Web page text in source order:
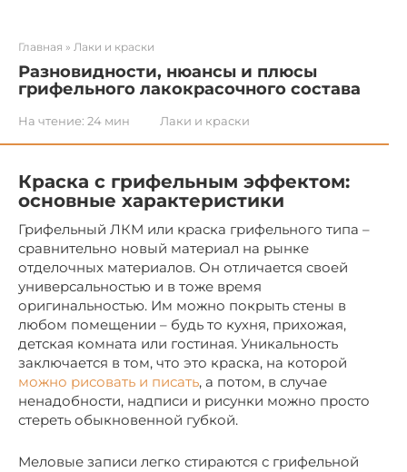
Главная » Лаки и краски
Разновидности, нюансы и плюсы
грифельного лакокрасочного состава
На чтение: 24 мин Лаки и краски
Краска с грифельным эффектом:
основные характеристики
Грифельный ЛКМ или краска грифельного типа –
сравнительно новый материал на рынке
отделочных материалов. Он отличается своей
универсальностью и в тоже время
оригинальностью. Им можно покрыть стены в
любом помещении – будь то кухня, прихожая,
детская комната или гостиная. Уникальность
заключается в том, что это краска, на которой
можно рисовать и писать, а потом, в случае
ненадобности, надписи и рисунки можно просто
стереть обыкновенной губкой.
Меловые записи легко стираются с грифельной